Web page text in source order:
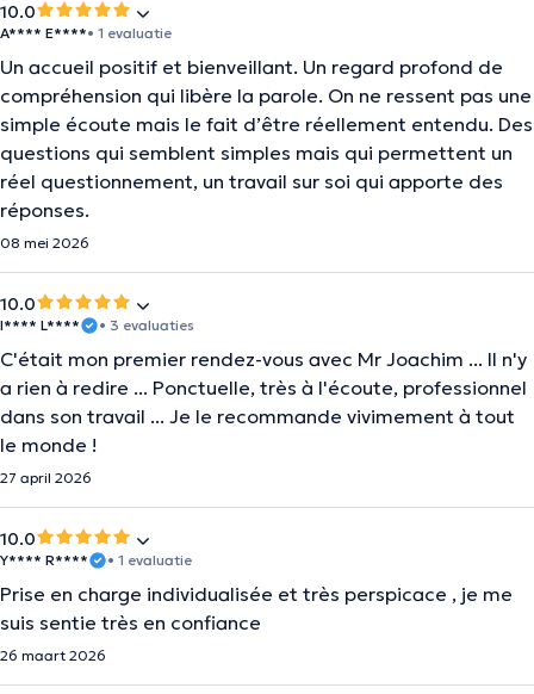
10.0
A**** E****• 1 evaluatie
Un accueil positif et bienveillant. Un regard profond de
compréhension qui libère la parole. On ne ressent pas une
simple écoute mais le fait d’être réellement entendu. Des
questions qui semblent simples mais qui permettent un
réel questionnement, un travail sur soi qui apporte des
réponses.
08 mei 2026
10.0
I**** L**** • 3 evaluaties
C'était mon premier rendez-vous avec Mr Joachim ... Il n'y
a rien à redire ... Ponctuelle, très à l'écoute, professionnel
dans son travail ... Je le recommande vivimement à tout
le monde !
27 april 2026
10.0
Y**** R**** • 1 evaluatie
Prise en charge individualisée et très perspicace , je me
suis sentie très en confiance
26 maart 2026